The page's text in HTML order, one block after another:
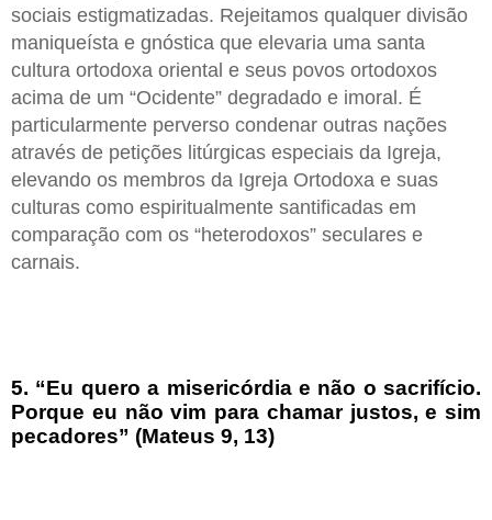
sociais estigmatizadas. Rejeitamos qualquer divisão
maniqueísta e gnóstica que elevaria uma santa
cultura ortodoxa oriental e seus povos ortodoxos
acima de um “Ocidente” degradado e imoral. É
particularmente perverso condenar outras nações
através de petições litúrgicas especiais da Igreja,
elevando os membros da Igreja Ortodoxa e suas
culturas como espiritualmente santificadas em
comparação com os “heterodoxos” seculares e
carnais.
5. “Eu quero a misericórdia e não o sacrifício.
Porque eu não vim para chamar justos, e sim
pecadores” (Mateus 9, 13)